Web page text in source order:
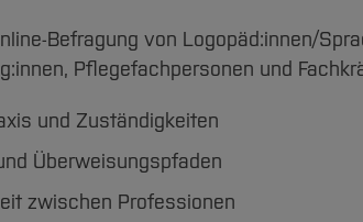
Befragung von Logopäd:innen/
Pflegefachpersonen und
und Zuständigkeiten
Überweisungspfaden
zwischen Professionen